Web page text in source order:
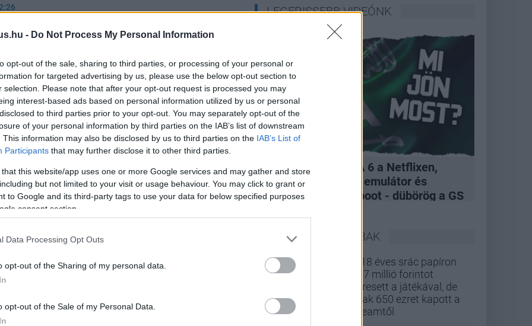
- Do Not Process My Personal Information
opt-out of the sale, sharing to third parties, or processing of your personal or
for targeted advertising by us, please use the below opt-out section to
selection. Please note that after your opt-out request is processed you may
interest-based ads based on personal information utilized by us or personal
to third parties prior to your opt-out. You may separately opt-out of the
of your personal information by third parties on the IAB’s list of downstream
This information may also be disclosed by us to third parties on the IAB’s List of
Participants that may further disclose it to other third parties.
that this website/app uses one or more Google services and may gather and store
but not limited to your visit or usage behaviour. You may click to grant or
to Google and its third-party tags to use your data for below specified purposes
consent section.
Data Processing Opt Outs
opt-out of the Sharing of my personal data.
opt-out of the Sale of my Personal Data.
is.
LEGFRISSEBB VIDEÓNK
EA felvásárlás, GTA 6 a Netflixen,
hivatalos Xbox 360 emulátor és
kukázott Penge reboot - dübörög a GS
LEGOLVASOTTABBAK
A 18 éves srác papíron
437 millió forintot
keresett a játékával, de
csak 650 ezret kapott a
Steamtől